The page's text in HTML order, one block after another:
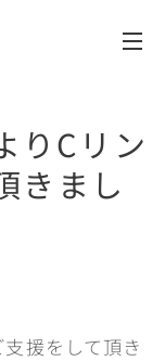
りCリン
きまし
援をして頂き